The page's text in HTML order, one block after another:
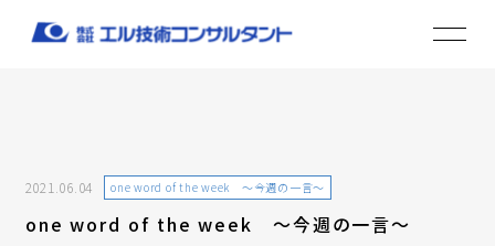
2021.06.04 one word of the week ～今週の一言～
one word of the week ～今週の一言～